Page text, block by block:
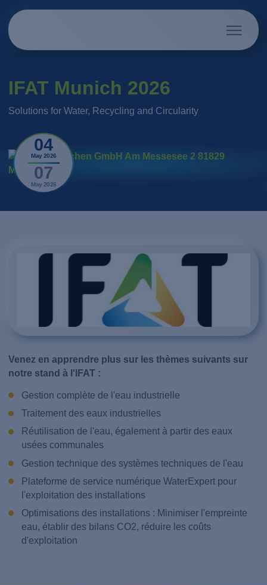
04
May 2026
07
May 2026
IFAT Munich 2026
Solutions for Water, Recycling and Circularity
Venez en apprendre plus sur les thèmes suivants sur
notre stand à l'IFAT :
Gestion complète de l'eau industrielle
Traitement des eaux industrielles
Réutilisation de l'eau, également à partir des eaux
usées communales
Gestion technique des systèmes techniques de l'eau
Plateforme de service numérique WaterExpert pour
l'exploitation des installations
Optimisations des installations : Minimiser l'empreinte
eau, établir des bilans CO2, réduire les coûts
d'exploitation